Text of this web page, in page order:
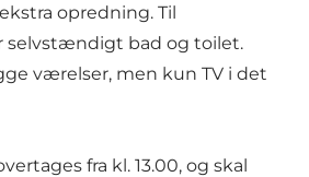
opredning. Til
selvstændigt bad og toilet.
værelser, men kun TV i det
fra kl. 13.00, og skal